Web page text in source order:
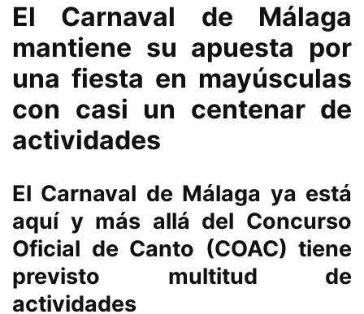
El Carnaval de Málaga
mantiene su apuesta por
una fiesta en mayúsculas
con casi un centenar de
actividades
El Carnaval de Málaga ya está
aquí y más allá del Concurso
Oficial de Canto (COAC) tiene
previsto multitud de
actividades